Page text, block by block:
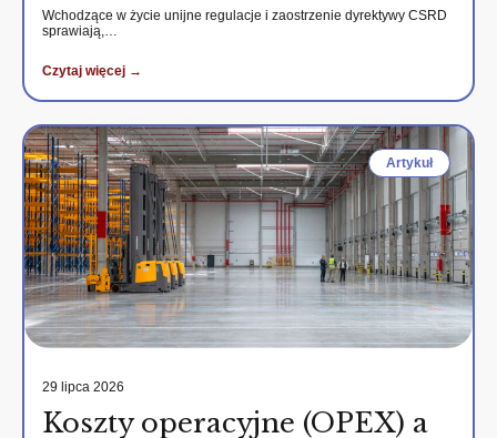
Wchodzące w życie unijne regulacje i zaostrzenie dyrektywy CSRD
sprawiają,…
Czytaj więcej →
Artykuł
29 lipca 2026
Koszty operacyjne (OPEX) a